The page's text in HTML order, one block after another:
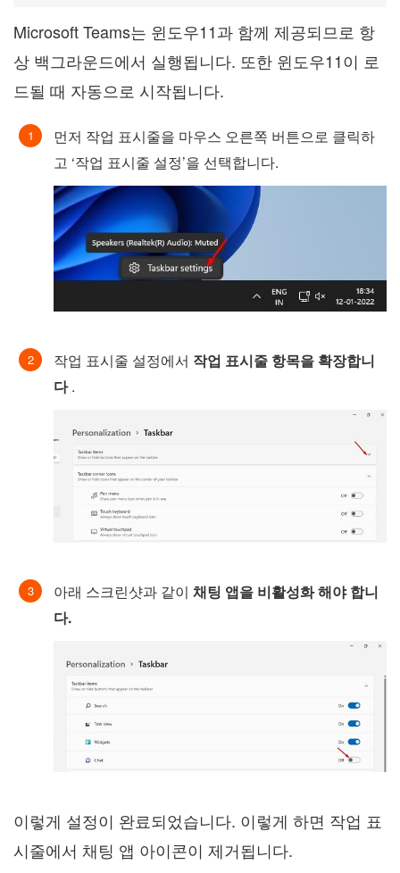
Microsoft Teams는 윈도우11과 함께 제공되므로 항
상 백그라운드에서 실행됩니다. 또한 윈도우11이 로
드될 때 자동으로 시작됩니다.
먼저 작업 표시줄을 마우스 오른쪽 버튼으로 클릭하
고 ‘작업 표시줄 설정’을 선택합니다.
작업 표시줄 설정에서 작업 표시줄 항목을 확장합니
다.
아래 스크린샷과 같이 채팅 앱을 비활성화 해야 합니
다.
이렇게 설정이 완료되었습니다. 이렇게 하면 작업 표
시줄에서 채팅 앱 아이콘이 제거됩니다.